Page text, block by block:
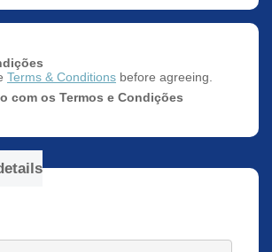
Terms & Conditions before agreeing.
com os Termos e Condições